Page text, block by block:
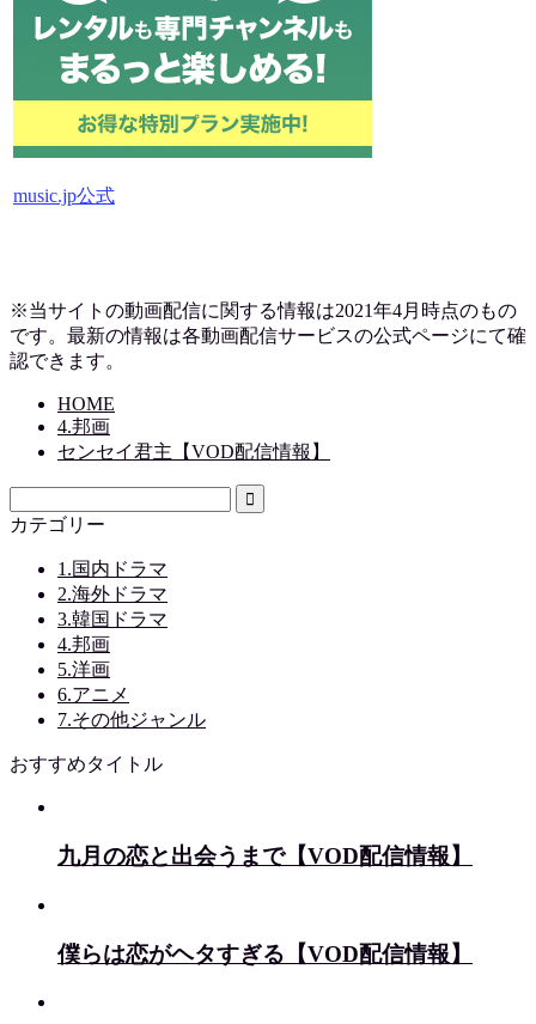
music.jp公式
※当サイトの動画配信に関する情報は2021年4月時点のもの
です。最新の情報は各動画配信サービスの公式ページにて確
認できます。
HOME
4.邦画
センセイ君主【VOD配信情報】
カテゴリー
1.国内ドラマ
2.海外ドラマ
3.韓国ドラマ
4.邦画
5.洋画
6.アニメ
7.その他ジャンル
おすすめタイトル
九月の恋と出会うまで【VOD配信情報】
僕らは恋がヘタすぎる【VOD配信情報】